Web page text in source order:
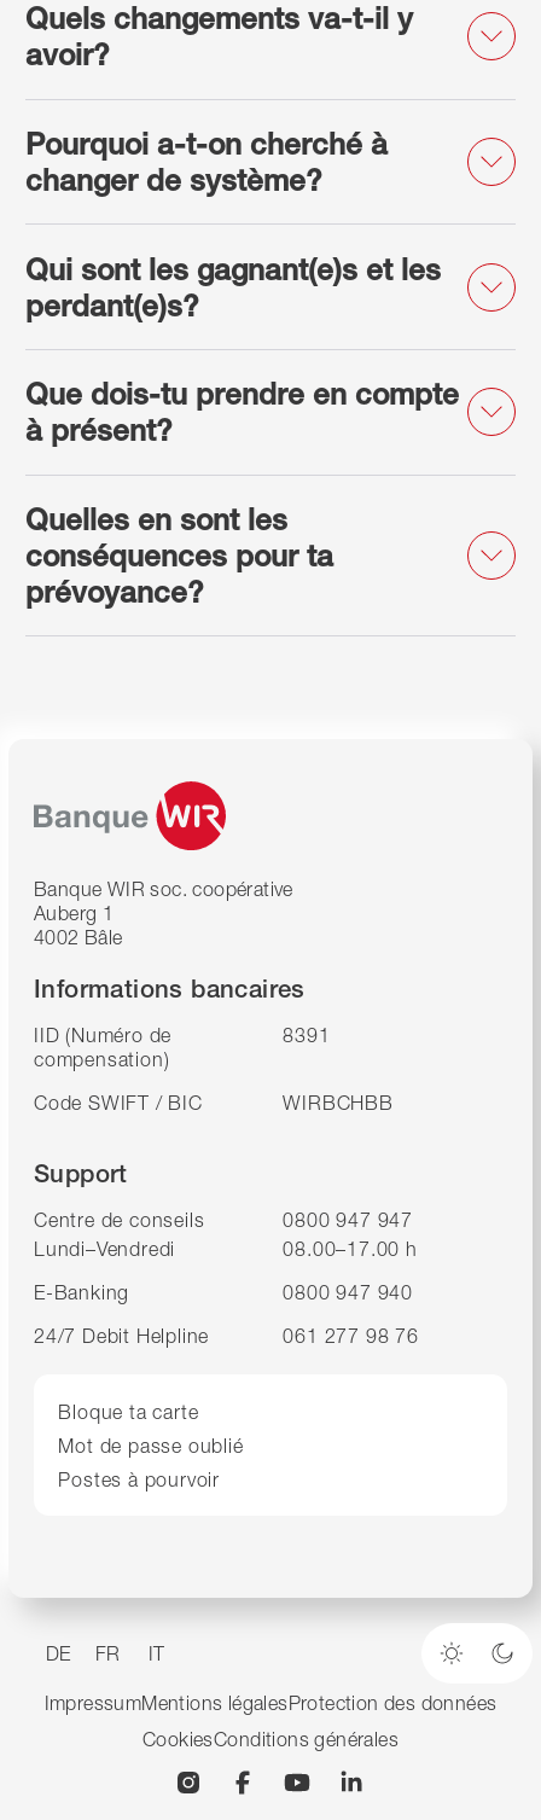
Quels changements va-t-il y
avoir?
Pourquoi a-t-on cherché à
changer de système?
Qui sont les gagnant(e)s et les
perdant(e)s?
Que dois-tu prendre en compte
à présent?
Quelles en sont les
conséquences pour ta
prévoyance?
Banque WIR soc. coopérative
Auberg 1
4002 Bâle
Informations bancaires
IID (Numéro de
compensation)
8391
Code SWIFT / BIC WIRBCHBB
Support
Centre de conseils
0800 947 947
Lundi–Vendredi
08.00–17.00 h
E-Banking
0800 947 940
24/7 Debit Helpline
061 277 98 76
Bloque ta carte
Mot de passe oublié
Postes à pourvoir
DE FR IT
Mode
ImpressumMentions légales Protection des données
CookiesConditions générales
InstagramFacebookYouTube